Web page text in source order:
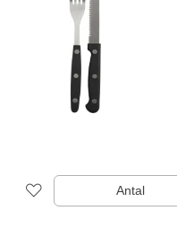
Antal